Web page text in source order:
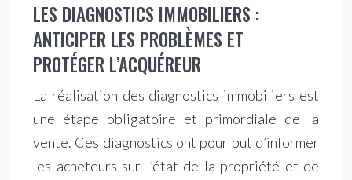
LES DIAGNOSTICS IMMOBILIERS :
ANTICIPER LES PROBLÈMES ET
PROTÉGER L’ACQUÉREUR
La réalisation des diagnostics immobiliers est
une étape obligatoire et primordiale de la
vente. Ces diagnostics ont pour but d’informer
les acheteurs sur l’état de la propriété et de